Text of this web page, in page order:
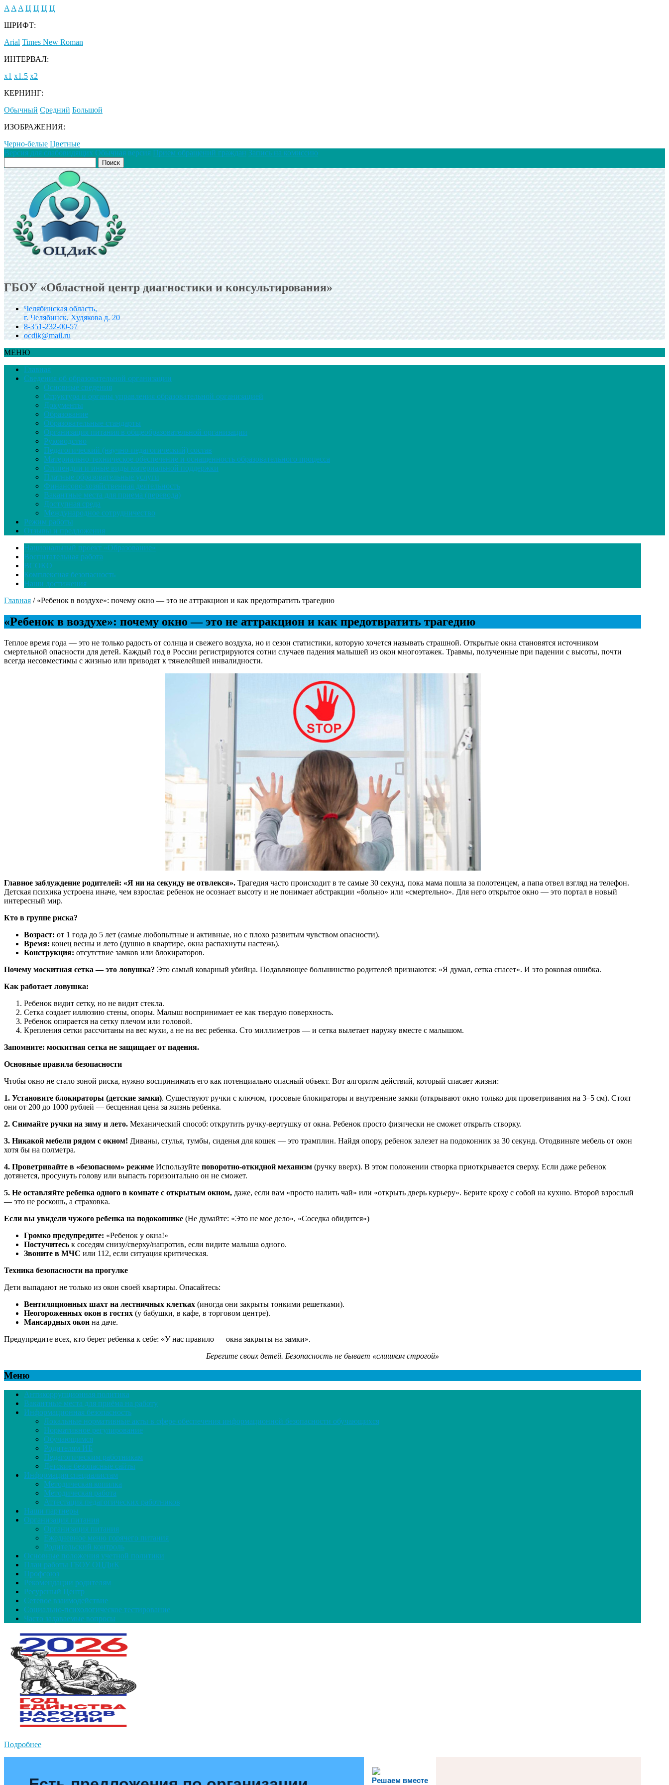
A A A Ц Ц Ц Ц
ШРИФТ:
Arial Times New Roman
ИНТЕРВАЛ:
х1 х1.5 х2
КЕРНИНГ:
Обычный Средний Большой
ИЗОБРАЖЕНИЯ:
Черно-белые Цветные
Версия для слабовидящих Обычная версия Прием обращений граждан Запись на комиссию
ГБОУ «Областной центр диагностики и консультирования»
Челябинская область,
г. Челябинск, Худякова д. 20
8-351-232-00-57
ocdik@mail.ru
МЕНЮ
Главная
Сведения об образовательной организации
Основные сведения
Структура и органы управления образовательной организацией
Документы
Образование
Образовательные стандарты
Организация питания в общеобразовательной организации
Руководство
Педагогический (научно-педагогический) состав
Материально-техническое обеспечение и оснащенность образовательного процесса
Стипендии и иные виды материальной поддержки
Платные образовательные услуги
Финансово-хозяйственная деятельность
Вакантные места для приема (перевода)
Доступная среда
Международное сотрудничество
Режим работы
Отзывы и предложения
Национальный проект «Образование»
Воспитательная работа
ВСОКО
Комплексная безопасность
Наши достижения
Главная / «Ребенок в воздухе»: почему окно — это не аттракцион и как предотвратить трагедию
«Ребенок в воздухе»: почему окно — это не аттракцион и как предотвратить трагедию
Теплое время года — это не только радость от солнца и свежего воздуха, но и сезон статистики, которую хочется называть страшной. Открытые окна становятся источником
смертельной опасности для детей. Каждый год в России регистрируются сотни случаев падения малышей из окон многоэтажек. Травмы, полученные при падении с высоты, почти
всегда несовместимы с жизнью или приводят к тяжелейшей инвалидности.
Главное заблуждение родителей: «Я ни на секунду не отвлекся». Трагедия часто происходит в те самые 30 секунд, пока мама пошла за полотенцем, а папа отвел взгляд на телефон.
Детская психика устроена иначе, чем взрослая: ребенок не осознает высоту и не понимает абстракции «больно» или «смертельно». Для него открытое окно — это портал в новый
интересный мир.
Кто в группе риска?
Возраст: от 1 года до 5 лет (самые любопытные и активные, но с плохо развитым чувством опасности).
Время: конец весны и лето (душно в квартире, окна распахнуты настежь).
Конструкция: отсутствие замков или блокираторов.
Почему москитная сетка — это ловушка? Это самый коварный убийца. Подавляющее большинство родителей признаются: «Я думал, сетка спасет». И это роковая ошибка.
Как работает ловушка:
Ребенок видит сетку, но не видит стекла.
Сетка создает иллюзию стены, опоры. Малыш воспринимает ее как твердую поверхность.
Ребенок опирается на сетку плечом или головой.
Крепления сетки рассчитаны на вес мухи, а не на вес ребенка. Сто миллиметров — и сетка вылетает наружу вместе с малышом.
Запомните: москитная сетка не защищает от падения.
Основные правила безопасности
Чтобы окно не стало зоной риска, нужно воспринимать его как потенциально опасный объект. Вот алгоритм действий, который спасает жизни:
1. Установите блокираторы (детские замки). Существуют ручки с ключом, тросовые блокираторы и внутренние замки (открывают окно только для проветривания на 3–5 см). Стоят
они от 200 до 1000 рублей — бесценная цена за жизнь ребенка.
2. Снимайте ручки на зиму и лето. Механический способ: открутить ручку-вертушку от окна. Ребенок просто физически не сможет открыть створку.
3. Никакой мебели рядом с окном! Диваны, стулья, тумбы, сиденья для кошек — это трамплин. Найдя опору, ребенок залезет на подоконник за 30 секунд. Отодвиньте мебель от окон
хотя бы на полметра.
4. Проветривайте в «безопасном» режиме Используйте поворотно-откидной механизм (ручку вверх). В этом положении створка приоткрывается сверху. Если даже ребенок
дотянется, просунуть голову или выпасть горизонтально он не сможет.
5. Не оставляйте ребенка одного в комнате с открытым окном, даже, если вам «просто налить чай» или «открыть дверь курьеру». Берите кроху с собой на кухню. Второй взрослый
— это не роскошь, а страховка.
Если вы увидели чужого ребенка на подоконнике (Не думайте: «Это не мое дело», «Соседка обидится»)
Громко предупредите: «Ребенок у окна!»
Постучитесь к соседям снизу/сверху/напротив, если видите малыша одного.
Звоните в МЧС или 112, если ситуация критическая.
Техника безопасности на прогулке
Дети выпадают не только из окон своей квартиры. Опасайтесь:
Вентиляционных шахт на лестничных клетках (иногда они закрыты тонкими решетками).
Неогороженных окон в гостях (у бабушки, в кафе, в торговом центре).
Мансардных окон на даче.
Предупредите всех, кто берет ребенка к себе: «У нас правило — окна закрыты на замки».
Берегите своих детей. Безопасность не бывает «слишком строгой»
Меню
Антикоррупционная политика
Вакантные места для приёма на работу
Информационная безопасность
Локальные нормативные акты в сфере обеспечения информационной безопасности обучающихся
Нормативное регулирование
Обучающимся
Родителям ИБ
Педагогическим работникам
Детские безопасные сайты
Информация специалистам
Методическая копилка
Методическая работа
Аттестация педагогических работников
Наши партнеры
Организация питания
Организация питания
Ежедневное меню горячего питания
Родительский контроль
Основные положения учетной политики
План работы ГБОУ ОЦДиК
Профсоюз
Рекомендации родителям
Ресурсный Центр
Сетевое взаимодействие
Социально-психологическое тестирование
Часто задаваемые вопросы
Подробнее
Решаем вместе